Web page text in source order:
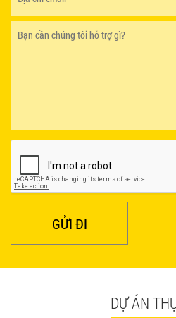
GHẾ XẾP
BÀN CAFE
650.000 VNĐ
GỬI ĐI
DỰ ÁN